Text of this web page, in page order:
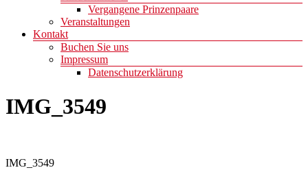
Vergangene Prinzenpaare
Veranstaltungen
Kontakt
Buchen Sie uns
Impressum
Datenschutzerklärung
IMG_3549
IMG_3549